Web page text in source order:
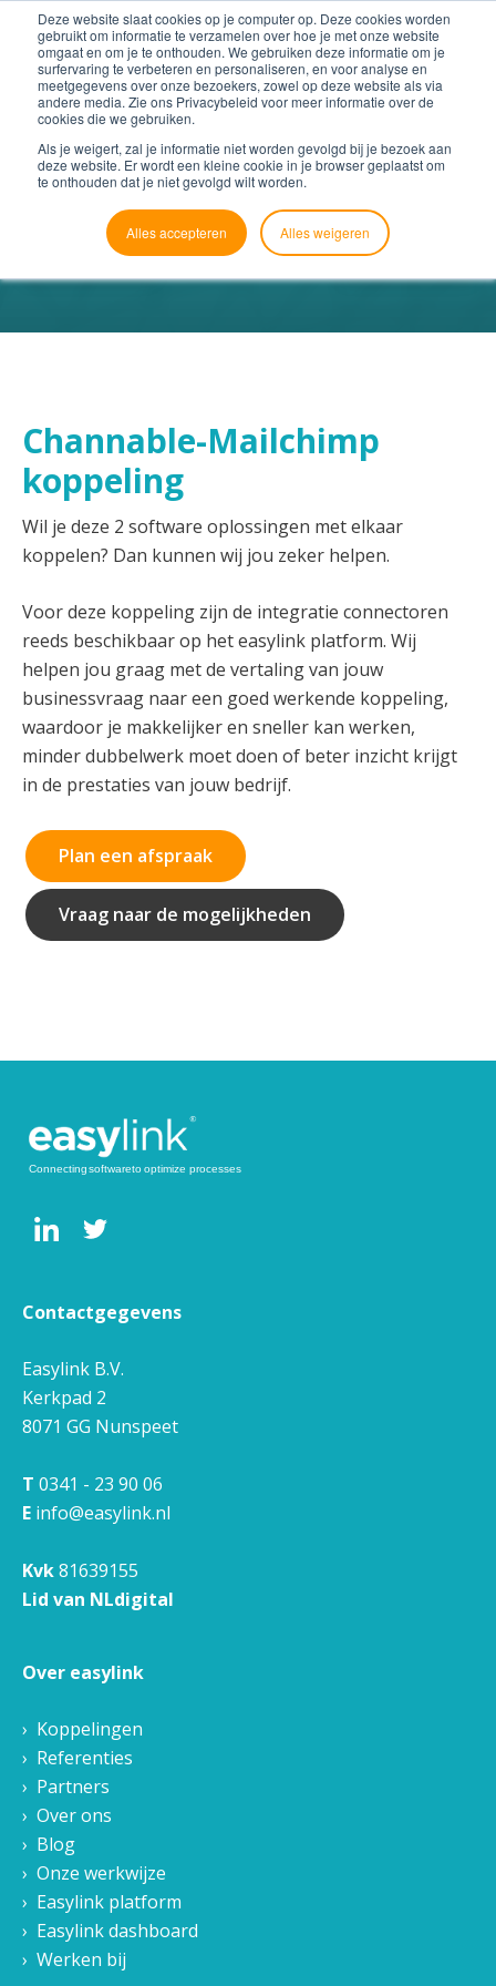
Deze website slaat cookies op je computer op. Deze cookies worden
gebruikt om informatie te verzamelen over hoe je met onze website
omgaat en om je te onthouden. We gebruiken deze informatie om je
surfervaring te verbeteren en personaliseren, en voor analyse en
meetgegevens over onze bezoekers, zowel op deze website als via
andere media. Zie ons Privacybeleid voor meer informatie over de
cookies die we gebruiken.
Als je weigert, zal je informatie niet worden gevolgd bij je bezoek aan
deze website. Er wordt een kleine cookie in je browser geplaatst om
te onthouden dat je niet gevolgd wilt worden.
Alles accepteren Alles weigeren
Channable-Mailchimp
koppeling
Wil je deze 2 software oplossingen met elkaar
koppelen? Dan kunnen wij jou zeker helpen.
Voor deze koppeling zijn de integratie connectoren
reeds beschikbaar op het easylink platform. Wij
helpen jou graag met de vertaling van jouw
businessvraag naar een goed werkende koppeling,
waardoor je makkelijker en sneller kan werken,
minder dubbelwerk moet doen of beter inzicht krijgt
in de prestaties van jouw bedrijf.
Plan een afspraak
Vraag naar de mogelijkheden
Contactgegevens
Easylink B.V.
Kerkpad 2
8071 GG Nunspeet
T 0341 - 23 90 06
E info@easylink.nl
Kvk81639155
Lid van NLdigital
Over easylink
Koppelingen
Referenties
Partners
Over ons
Blog
Onze werkwijze
Easylink platform
Easylink dashboard
Werken bij